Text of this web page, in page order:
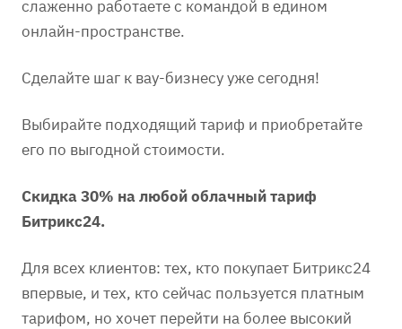
слаженно работаете с командой в едином
онлайн-пространстве.
Сделайте шаг к вау-бизнесу уже сегодня!
Выбирайте подходящий тариф и приобретайте
его по выгодной стоимости.
Скидка 30% на любой облачный тариф
Битрикс24.
Для всех клиентов: тех, кто покупает Битрикс24
впервые, и тех, кто сейчас пользуется платным
тарифом, но хочет перейти на более высокий